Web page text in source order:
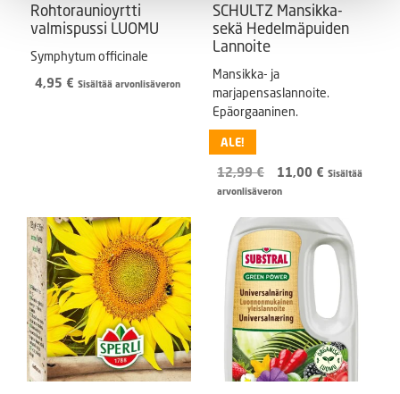
Rohtoraunioyrtti
valmispussi LUOMU
Symphytum officinale
4,95 € Sisältää arvonlisäveron
SCHULTZ Mansikka-
sekä Hedelmäpuiden
Lannoite
Mansikka- ja
marjapensaslannoite.
Epäorgaaninen.
ALE!
12,99€
Alkuperäinen
hinta
12,99 €.
11,00 € Nykyinen
11,00 €.
Sisältää
arvonlisäveron